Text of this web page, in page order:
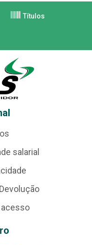
Títulos
salarial
acesso